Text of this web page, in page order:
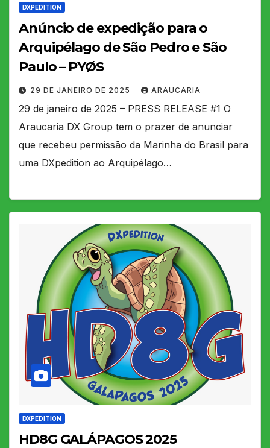
DXPEDITION
Anúncio de expedição para o
Arquipélago de São Pedro e São
Paulo – PYØS
29 DE JANEIRO DE 2025 ARAUCARIA
29 de janeiro de 2025 – PRESS RELEASE #1 O
Araucaria DX Group tem o prazer de anunciar
que recebeu permissão da Marinha do Brasil para
uma DXpedition ao Arquipélago…
DXPEDITION
HD8G GALÁPAGOS 2025